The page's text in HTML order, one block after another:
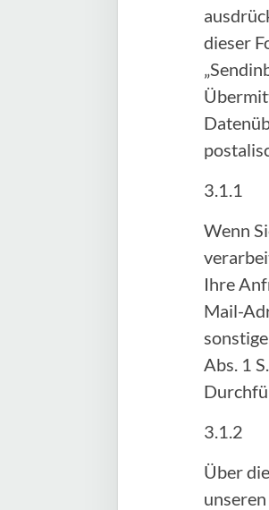
dieser
3.1.1
Wenn
Ihre
Mail-
Abs. 1
3.1.2
Über